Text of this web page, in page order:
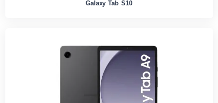
Galaxy Tab S10